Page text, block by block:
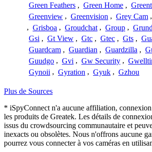
Green Feathers , Green Home ,
Greenview , Greenvision , Grey Cam ,
, Grisboa , Groudchat , Group ,
Gsi , Gt View , Gtc , Gtec , Gts ,
Guardcam , Guardian , Guardzilla ,
Guudgo , Gvi , Gw Security ,
Gynoii , Gyration , Gyuk , Gzhou
Plus de Sources
* iSpyConnect n'a aucune affiliation,
les produits de Greatek. Les détails de
issus du crowdsourcing communautaire et
inexacts ou obsolètes. Nous n'offrons aucune
pourrez vous connecter à vos caméras en